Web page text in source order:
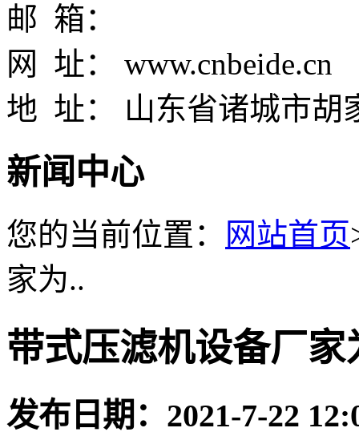
邮 箱：
网 址： www.cnbeide.cn
地 址： 山东省诸城市胡
新闻中心
您的当前位置： 网站首页
家为..
带式压滤机设备厂
发布日期： 2021-7-22